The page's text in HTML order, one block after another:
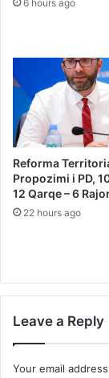
6 hours ago
Reforma
Propozimi i PD,
12 Qarqe – 6
22 hours ago
Leave a Reply
Your email